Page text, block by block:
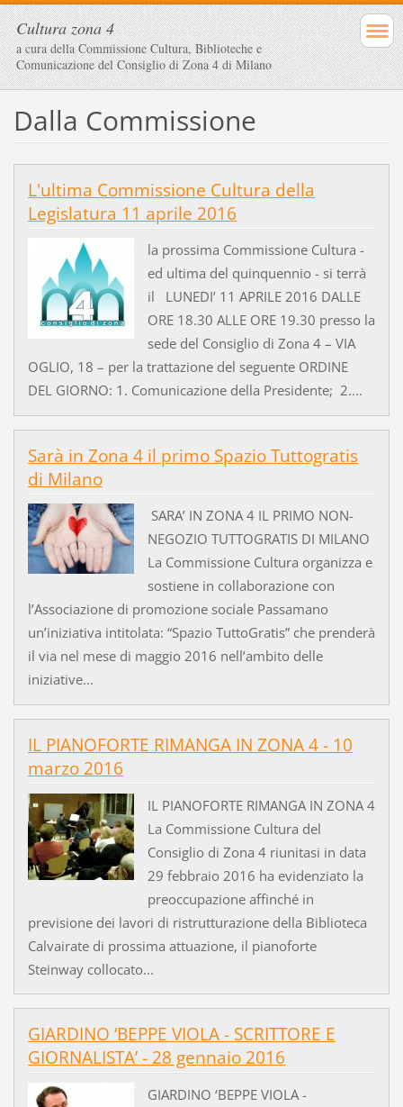
Cultura zona 4
a cura della Commissione Cultura, Biblioteche e
Comunicazione del Consiglio di Zona 4 di Milano
Dalla Commissione
L'ultima Commissione Cultura della
Legislatura 11 aprile 2016
la prossima Commissione Cultura -
ed ultima del quinquennio - si terrà
il LUNEDI’ 11 APRILE 2016 DALLE
ORE 18.30 ALLE ORE 19.30 presso la
sede del Consiglio di Zona 4 – VIA
OGLIO, 18 – per la trattazione del seguente ORDINE
DEL GIORNO: 1. Comunicazione della Presidente; 2....
Sarà in Zona 4 il primo Spazio Tuttogratis
di Milano
SARA’ IN ZONA 4 IL PRIMO NON-
NEGOZIO TUTTOGRATIS DI MILANO
La Commissione Cultura organizza e
sostiene in collaborazione con
l’Associazione di promozione sociale Passamano
un’iniziativa intitolata: “Spazio TuttoGratis” che prenderà
il via nel mese di maggio 2016 nell’ambito delle
iniziative...
IL PIANOFORTE RIMANGA IN ZONA 4 - 10
marzo 2016
IL PIANOFORTE RIMANGA IN ZONA 4
La Commissione Cultura del
Consiglio di Zona 4 riunitasi in data
29 febbraio 2016 ha evidenziato la
preoccupazione affinché in
previsione dei lavori di ristrutturazione della Biblioteca
Calvairate di prossima attuazione, il pianoforte
Steinway collocato...
GIARDINO ‘BEPPE VIOLA - SCRITTORE E
GIORNALISTA’ - 28 gennaio 2016
GIARDINO ‘BEPPE VIOLA -